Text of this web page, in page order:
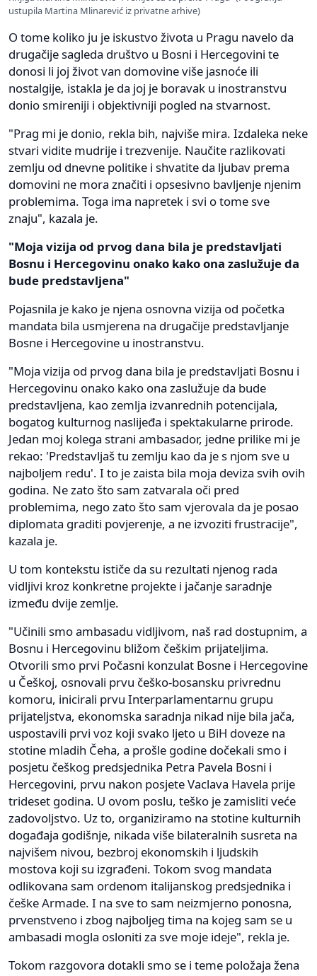
ustupila Martina Mlinarević iz privatne arhive)
O tome koliko ju je iskustvo života u Pragu navelo da
drugačije sagleda društvo u Bosni i Hercegovini te
donosi li joj život van domovine više jasnoće ili
nostalgije, istakla je da joj je boravak u inostranstvu
donio smireniji i objektivniji pogled na stvarnost.
"Prag mi je donio, rekla bih, najviše mira. Izdaleka neke
stvari vidite mudrije i trezvenije. Naučite razlikovati
zemlju od dnevne politike i shvatite da ljubav prema
domovini ne mora značiti i opsesivno bavljenje njenim
problemima. Toga ima napretek i svi o tome sve
znaju", kazala je.
"Moja vizija od prvog dana bila je predstavljati
Bosnu i Hercegovinu onako kako ona zaslužuje da
bude predstavljena"
Pojasnila je kako je njena osnovna vizija od početka
mandata bila usmjerena na drugačije predstavljanje
Bosne i Hercegovine u inostranstvu.
"Moja vizija od prvog dana bila je predstavljati Bosnu i
Hercegovinu onako kako ona zaslužuje da bude
predstavljena, kao zemlja izvanrednih potencijala,
bogatog kulturnog naslijeđa i spektakularne prirode.
Jedan moj kolega strani ambasador, jedne prilike mi je
rekao: 'Predstavljaš tu zemlju kao da je s njom sve u
najboljem redu'. I to je zaista bila moja deviza svih ovih
godina. Ne zato što sam zatvarala oči pred
problemima, nego zato što sam vjerovala da je posao
diplomata graditi povjerenje, a ne izvoziti frustracije",
kazala je.
U tom kontekstu ističe da su rezultati njenog rada
vidljivi kroz konkretne projekte i jačanje saradnje
između dvije zemlje.
"Učinili smo ambasadu vidljivom, naš rad dostupnim, a
Bosnu i Hercegovinu bližom češkim prijateljima.
Otvorili smo prvi Počasni konzulat Bosne i Hercegovine
u Češkoj, osnovali prvu češko-bosansku privrednu
komoru, inicirali prvu Interparlamentarnu grupu
prijateljstva, ekonomska saradnja nikad nije bila jača,
uspostavili prvi voz koji svako ljeto u BiH doveze na
stotine mladih Čeha, a prošle godine dočekali smo i
posjetu češkog predsjednika Petra Pavela Bosni i
Hercegovini, prvu nakon posjete Vaclava Havela prije
trideset godina. U ovom poslu, teško je zamisliti veće
zadovoljstvo. Uz to, organiziramo na stotine kulturnih
događaja godišnje, nikada više bilateralnih susreta na
najvišem nivou, bezbroj ekonomskih i ljudskih
mostova koji su izgrađeni. Tokom svog mandata
odlikovana sam ordenom italijanskog predsjednika i
češke Armade. I na sve to sam neizmjerno ponosna,
prvenstveno i zbog najboljeg tima na kojeg sam se u
ambasadi mogla osloniti za sve moje ideje", rekla je.
Tokom razgovora dotakli smo se i teme položaja žena